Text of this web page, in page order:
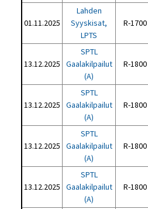
01.11.2025
Lahden
Syyskisat,
LPTS
R-1700
13.12.2025
SPTL
Gaalakilpailut
(A)
R-1800
13.12.2025
SPTL
Gaalakilpailut
(A)
R-1800
13.12.2025
SPTL
Gaalakilpailut
(A)
R-1800
13.12.2025
SPTL
Gaalakilpailut
(A)
R-1800